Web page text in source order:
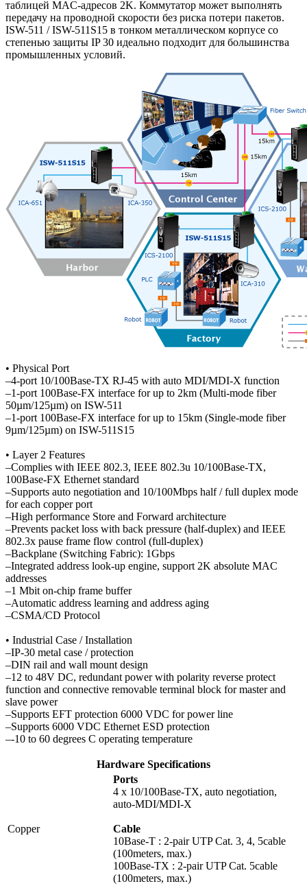
таблицей MAC-адресов 2K. Коммутатор может выполнять
передачу на проводной скорости без риска потери пакетов.
ISW-511 / ISW-511S15 в тонком металлическом корпусе со
степенью защиты IP 30 идеально подходит для большинства
промышленных условий.
• Physical Port
–4-port 10/100Base-TX RJ-45 with auto MDI/MDI-X function
–1-port 100Base-FX interface for up to 2km (Multi-mode fiber
50µm/125µm) on ISW-511
–1-port 100Base-FX interface for up to 15km (Single-mode fiber
9µm/125µm) on ISW-511S15
• Layer 2 Features
–Complies with IEEE 802.3, IEEE 802.3u 10/100Base-TX,
100Base-FX Ethernet standard
–Supports auto negotiation and 10/100Mbps half / full duplex mode
for each copper port
–High performance Store and Forward architecture
–Prevents packet loss with back pressure (half-duplex) and IEEE
802.3x pause frame flow control (full-duplex)
–Backplane (Switching Fabric): 1Gbps
–Integrated address look-up engine, support 2K absolute MAC
addresses
–1 Mbit on-chip frame buffer
–Automatic address learning and address aging
–CSMA/CD Protocol
• Industrial Case / Installation
–IP-30 metal case / protection
–DIN rail and wall mount design
–12 to 48V DC, redundant power with polarity reverse protect
function and connective removable terminal block for master and
slave power
–Supports EFT protection 6000 VDC for power line
–Supports 6000 VDC Ethernet ESD protection
–-10 to 60 degrees C operating temperature
Hardware Specifications
Copper
Ports
4 x 10/100Base-TX, auto negotiation,
auto-MDI/MDI-X
Cable
10Base-T : 2-pair UTP Cat. 3, 4, 5cable
(100meters, max.)
100Base-TX : 2-pair UTP Cat. 5cable
(100meters, max.)